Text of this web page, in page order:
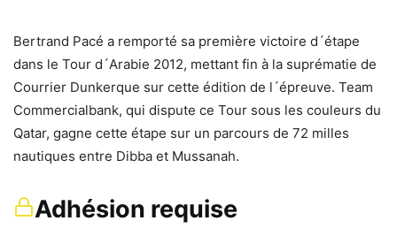
Bertrand Pacé a remporté sa première victoire d´étape
dans le Tour d´Arabie 2012, mettant fin à la suprématie de
Courrier Dunkerque sur cette édition de l´épreuve. Team
Commercialbank, qui dispute ce Tour sous les couleurs du
Qatar, gagne cette étape sur un parcours de 72 milles
nautiques entre Dibba et Mussanah.
Adhésion requise